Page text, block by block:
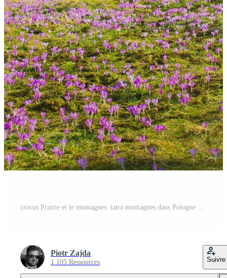
crocus Prairie et le montagnes. tatra montagnes dans Pologne Photo Pro
Piotr Zajda
1 105 Ressources Suivre